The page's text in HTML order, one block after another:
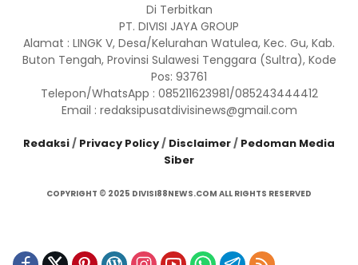
Di Terbitkan
PT. DIVISI JAYA GROUP
Alamat : LINGK V, Desa/Kelurahan Watulea, Kec. Gu, Kab.
Buton Tengah, Provinsi Sulawesi Tenggara (Sultra), Kode
Pos: 93761
Telepon/WhatsApp : 085211623981/085243444412
Email : redaksipusatdivisinews@gmail.com
Redaksi/ Privacy Policy/ Disclaimer/ Pedoman Media
Siber
COPYRIGHT © 2025 DIVISI88NEWS.COM ALL RIGHTS RESERVED